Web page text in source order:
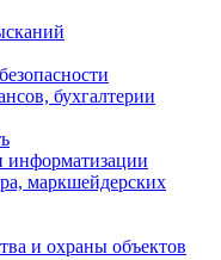
бухгалтерии
информатизации
маркшейдерских
и охраны объектов